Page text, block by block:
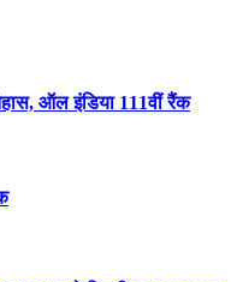
ऑल इंडिया 111वीं रैंक